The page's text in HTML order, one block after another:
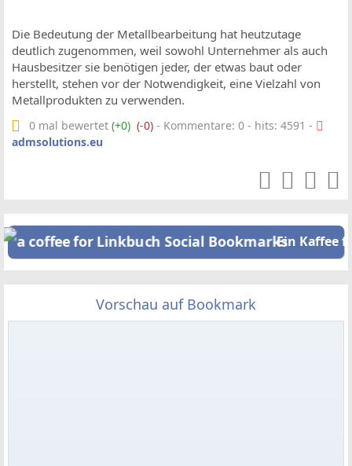
Die Bedeutung der Metallbearbeitung hat heutzutage
deutlich zugenommen, weil sowohl Unternehmer als auch
Hausbesitzer sie benötigen jeder, der etwas baut oder
herstellt, stehen vor der Notwendigkeit, eine Vielzahl von
Metallprodukten zu verwenden.
0 mal bewertet (+0) (-0) - Kommentare: 0 - hits: 4591 -
admsolutions.eu
Ein Kaffee
Vorschau auf Bookmark